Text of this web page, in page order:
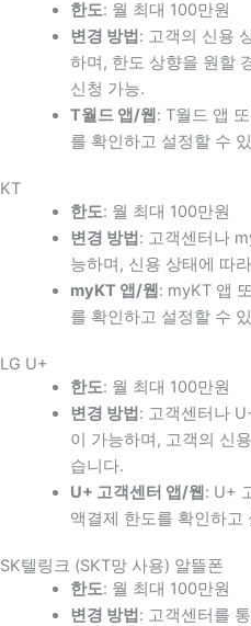
한도: 월 최대 100만원
변경 방법 : 고객의 신용
하며, 한도 상향을 원할
신청 가능.
T월드 앱/웹 : T월드 앱
를 확인하고 설정할 수
KT
한도: 월 최대 100만원
변경 방법 : 고객센터나
능하며, 신용 상태에 따
myKT 앱/웹 : myKT 앱
를 확인하고 설정할 수
LG U+
한도: 월 최대 100만원
변경 방법 : 고객센터나
이 가능하며, 고객의 신
습니다.
U+ 고객센터 앱/웹 : U+
액결제 한도를 확인하고
SK텔링크 (SKT망 사용) 알뜰폰
한도: 월 최대 100만원
변경 방법 : 고객센터를